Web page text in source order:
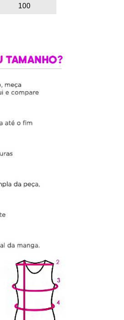
100